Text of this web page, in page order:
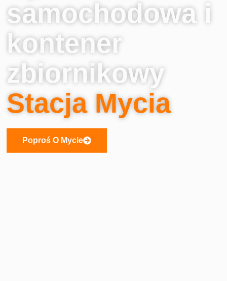
samochodowa i
kontener
zbiornikowy
Stacja Mycia
Poproś O Mycie